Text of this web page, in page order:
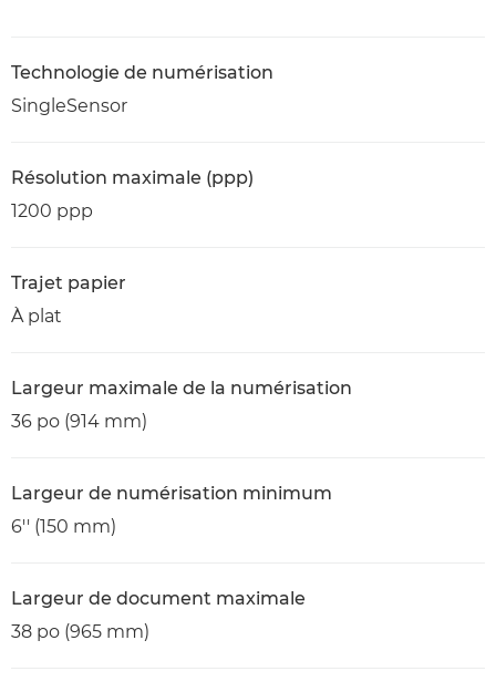
Technologie de numérisation
SingleSensor
Résolution maximale (ppp)
1200 ppp
Trajet papier
À plat
Largeur maximale de la numérisation
36 po (914 mm)
Largeur de numérisation minimum
6'' (150 mm)
Largeur de document maximale
38 po (965 mm)